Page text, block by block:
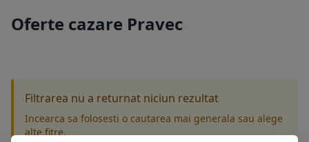
Oferte cazare Pravec
Filtrarea nu a returnat niciun rezultat
Incearca sa folosesti o cautarea mai generala sau alege
alte fitre.